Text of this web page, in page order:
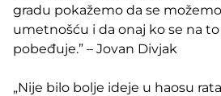
gradu pokažemo da se
umetnošću i da onaj ko se na
pobeđuje.” – Jovan Divjak
„Nije bilo bolje ideje u haosu